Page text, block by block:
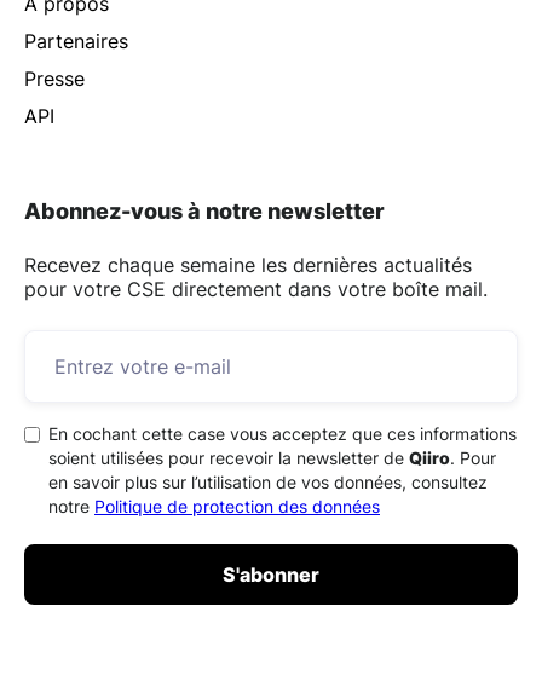
Partenaires
Presse
API
Abonnez-vous à notre newsletter
Recevez chaque semaine les dernières actualités
pour votre CSE directement dans votre boîte mail.
En cochant cette case vous acceptez que ces informations
soient utilisées pour recevoir la newsletter de Qiiro. Pour
en savoir plus sur l’utilisation de vos données, consultez
notre Politique de protection des données